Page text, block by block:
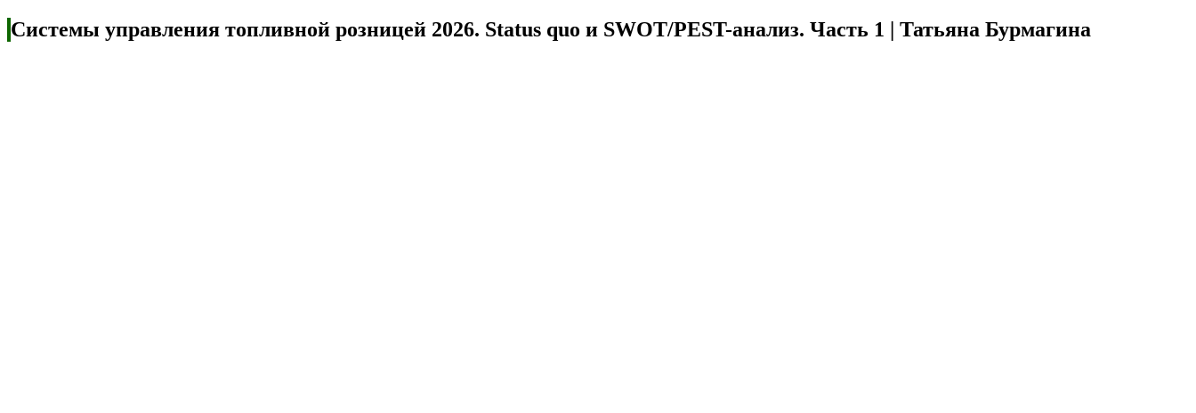
Системы управления топливной розницей 2026. Status quo и SWOT/PEST-анализ. Часть 1 | Татьяна Бурмагина